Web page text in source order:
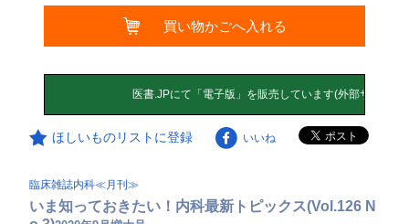
買い物かごへ入れる
ほしいものリストに登録 いいね
臨床雑誌内科≪月刊≫
いま知っておきたい！内科最新トピックス(Vol.126 N